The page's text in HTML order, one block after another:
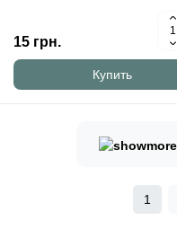
15 грн.
Купить
1